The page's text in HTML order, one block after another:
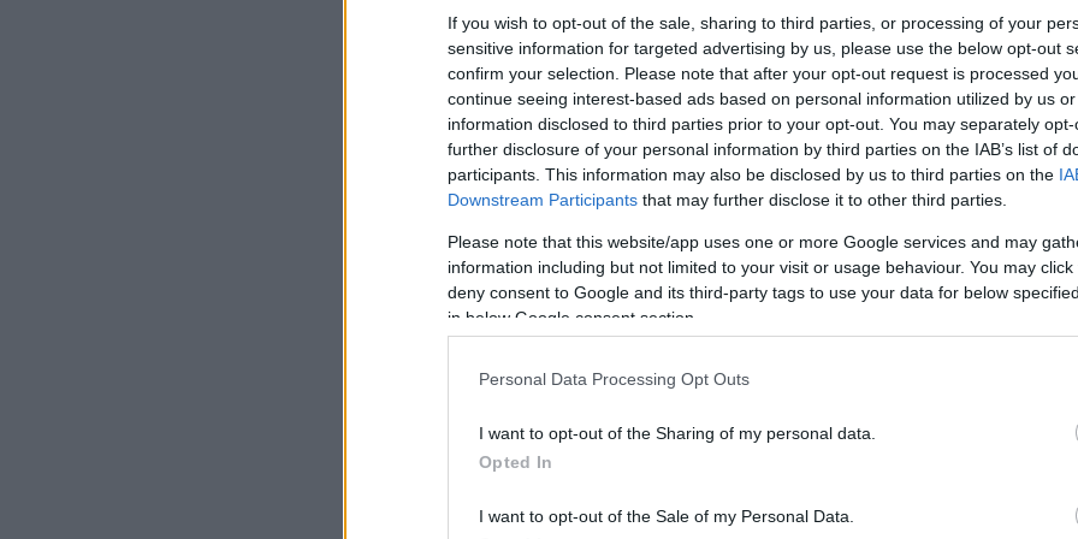
If you wish to opt-out of the sale, sharing to third parties, or processing of your
sensitive information for targeted advertising by us, please use the below opt-out
confirm your selection. Please note that after your opt-out request is processed
continue seeing interest-based ads based on personal information utilized by us
information disclosed to third parties prior to your opt-out. You may separately
further disclosure of your personal information by third parties on the IAB’s list of
participants. This information may also be disclosed by us to third parties on the
Downstream Participants that may further disclose it to other third parties.
Please note that this website/app uses one or more Google services and may
information including but not limited to your visit or usage behaviour. You may
deny consent to Google and its third-party tags to use your data for below
in below Google consent section.
Personal Data Processing Opt Outs
I want to opt-out of the Sharing of my personal data.
Opted In
I want to opt-out of the Sale of my Personal Data.
Σύμφωνα με τον κ. Γεωργιάδη, ο δεύτερος
τα μικρά ποσοστά , να παίξουν ρόλο στο
«Ο Τσίπρας εξευτέλισε την αριστερά»
Ανεβαίνοντας στο βήμα της εκδήλωσης ο
«Άδωνι γερά, να φύγει η αριστερά». Αμέσως ο
την κατέστρεψε ο Αλέξης Τσίπρας, την